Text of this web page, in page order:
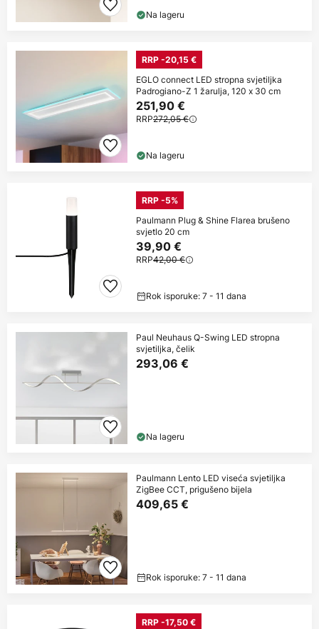
Na lageru
RRP -20,15 €
EGLO connect LED stropna svjetiljka
Padrogiano-Z 1 žarulja, 120 x 30 cm
251,90 €
RRP272,05 €
Na lageru
RRP -5%
Paulmann Plug & Shine Flarea brušeno
svjetlo 20 cm
39,90 €
RRP42,00 €
Rok isporuke: 7 - 11 dana
Paul Neuhaus Q-Swing LED stropna
svjetiljka, čelik
293,06 €
Na lageru
Paulmann Lento LED viseća svjetiljka
ZigBee CCT, prigušeno bijela
409,65 €
Rok isporuke: 7 - 11 dana
RRP -17,50 €